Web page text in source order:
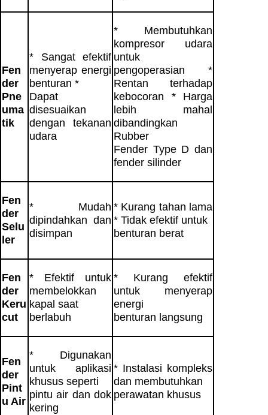
Fen
der
Pne
uma
tik
* Sangat efektif
menyerap energi
benturan *
Dapat
disesuaikan
dengan tekanan
udara
* Membutuhkan
kompresor udara
untuk
pengoperasian *
Rentan terhadap
kebocoran * Harga
lebih mahal
dibandingkan
Rubber
Fender Type D dan
fender silinder
Fen
der
Selu
ler
* Mudah
dipindahkan dan
disimpan
* Kurang tahan lama
* Tidak efektif untuk
benturan berat
Fen
der
Keru
cut
* Efektif untuk
membelokkan
kapal saat
berlabuh
* Kurang efektif
untuk menyerap
energi
benturan langsung
Fen
der
Pint
u Air
* Digunakan
untuk aplikasi
khusus seperti
pintu air dan dok
kering
* Instalasi kompleks
dan membutuhkan
perawatan khusus